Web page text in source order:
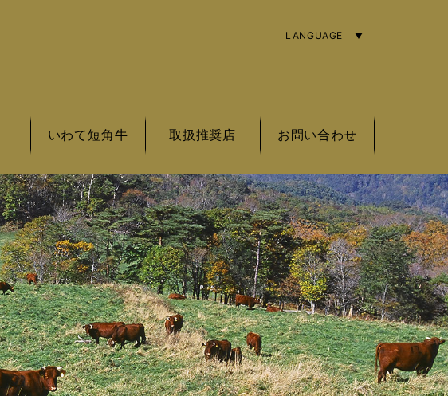
いわて短角牛 取扱推奨店 お問い合わせ
LANGUAGE